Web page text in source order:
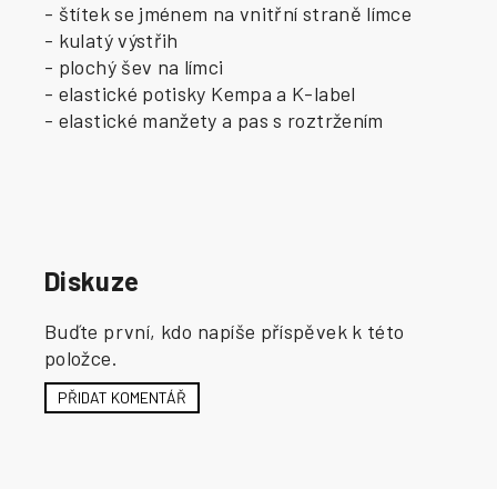
- štítek se jménem na vnitřní straně límce
- kulatý výstřih
- plochý šev na límci
- elastické potisky Kempa a K-label
- elastické manžety a pas s roztržením
Diskuze
Buďte první, kdo napíše příspěvek k této
položce.
PŘIDAT KOMENTÁŘ